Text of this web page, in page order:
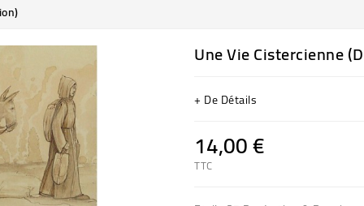
Une Vie Cistercienne
+ De Détails
14,00 €
TTC